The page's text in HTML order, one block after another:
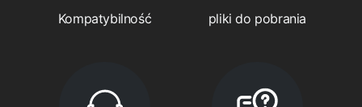
Kompatybilność pliki do pobrania